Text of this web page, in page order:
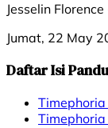
Jesselin Florence
Jumat, 22 May
Daftar Isi